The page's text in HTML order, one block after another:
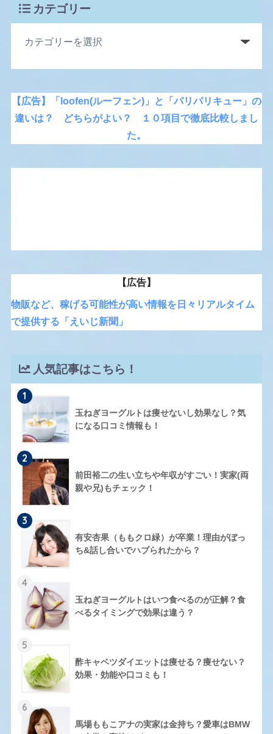
カテゴリー
【広告】「loofen(ルーフェン)」と「パリパリキュー」の
違いは？ どちらがよい？ １０項目で徹底比較しまし
た。
【広告】
物販など、稼げる可能性が高い情報を日々リアルタイム
で提供する「えいじ新聞」
人気記事はこちら！
1
玉ねぎヨーグルトは痩せないし効果なし？気
になる口コミ情報も！
2
前田裕二の生い立ちや年収がすごい！実家(両
親や兄)もチェック！
3
有安杏果（ももクロ緑）が卒業！理由がぼっ
ち&話し合いでハブられたから？
4
玉ねぎヨーグルトはいつ食べるのが正解？食
べるタイミングで効果は違う？
5
酢キャベツダイエットは痩せる？痩せない？
効果・効能や口コミも！
6
馬場ももこアナの実家は金持ち？愛車はBMW